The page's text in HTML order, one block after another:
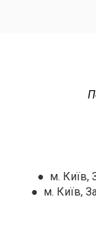
● м. Київ,
● м. Київ,